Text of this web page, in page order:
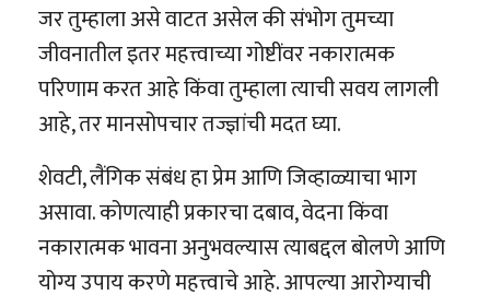
जर तुम्हाला असे वाटत असेल की संभोग तुमच्या
जीवनातील इतर महत्त्वाच्या गोष्टींवर नकारात्मक
परिणाम करत आहे किंवा तुम्हाला त्याची सवय लागली
आहे, तर मानसोपचार तज्ज्ञांची मदत घ्या.
शेवटी, लैंगिक संबंध हा प्रेम आणि जिव्हाळ्याचा भाग
असावा. कोणत्याही प्रकारचा दबाव, वेदना किंवा
नकारात्मक भावना अनुभवल्यास त्याबद्दल बोलणे आणि
योग्य उपाय करणे महत्त्वाचे आहे. आपल्या आरोग्याची